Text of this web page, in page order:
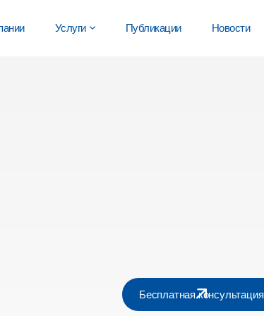
Услуги Публикации Новости
Бесплатная консультация